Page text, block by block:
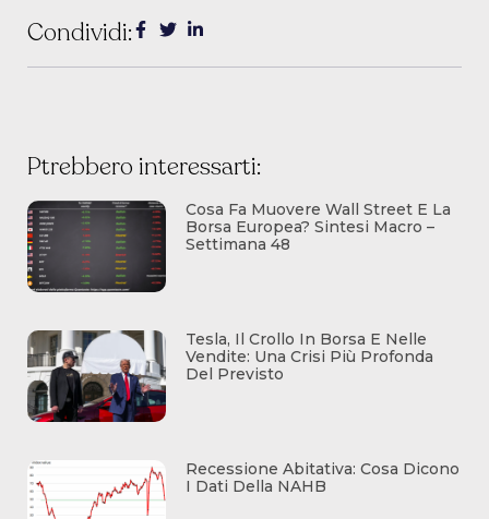
Condividi:
Ptrebbero interessarti:
Cosa Fa Muovere Wall Street E La
Borsa Europea? Sintesi Macro –
Settimana 48
Tesla, Il Crollo In Borsa E Nelle
Vendite: Una Crisi Più Profonda
Del Previsto
Recessione Abitativa: Cosa Dicono
I Dati Della NAHB